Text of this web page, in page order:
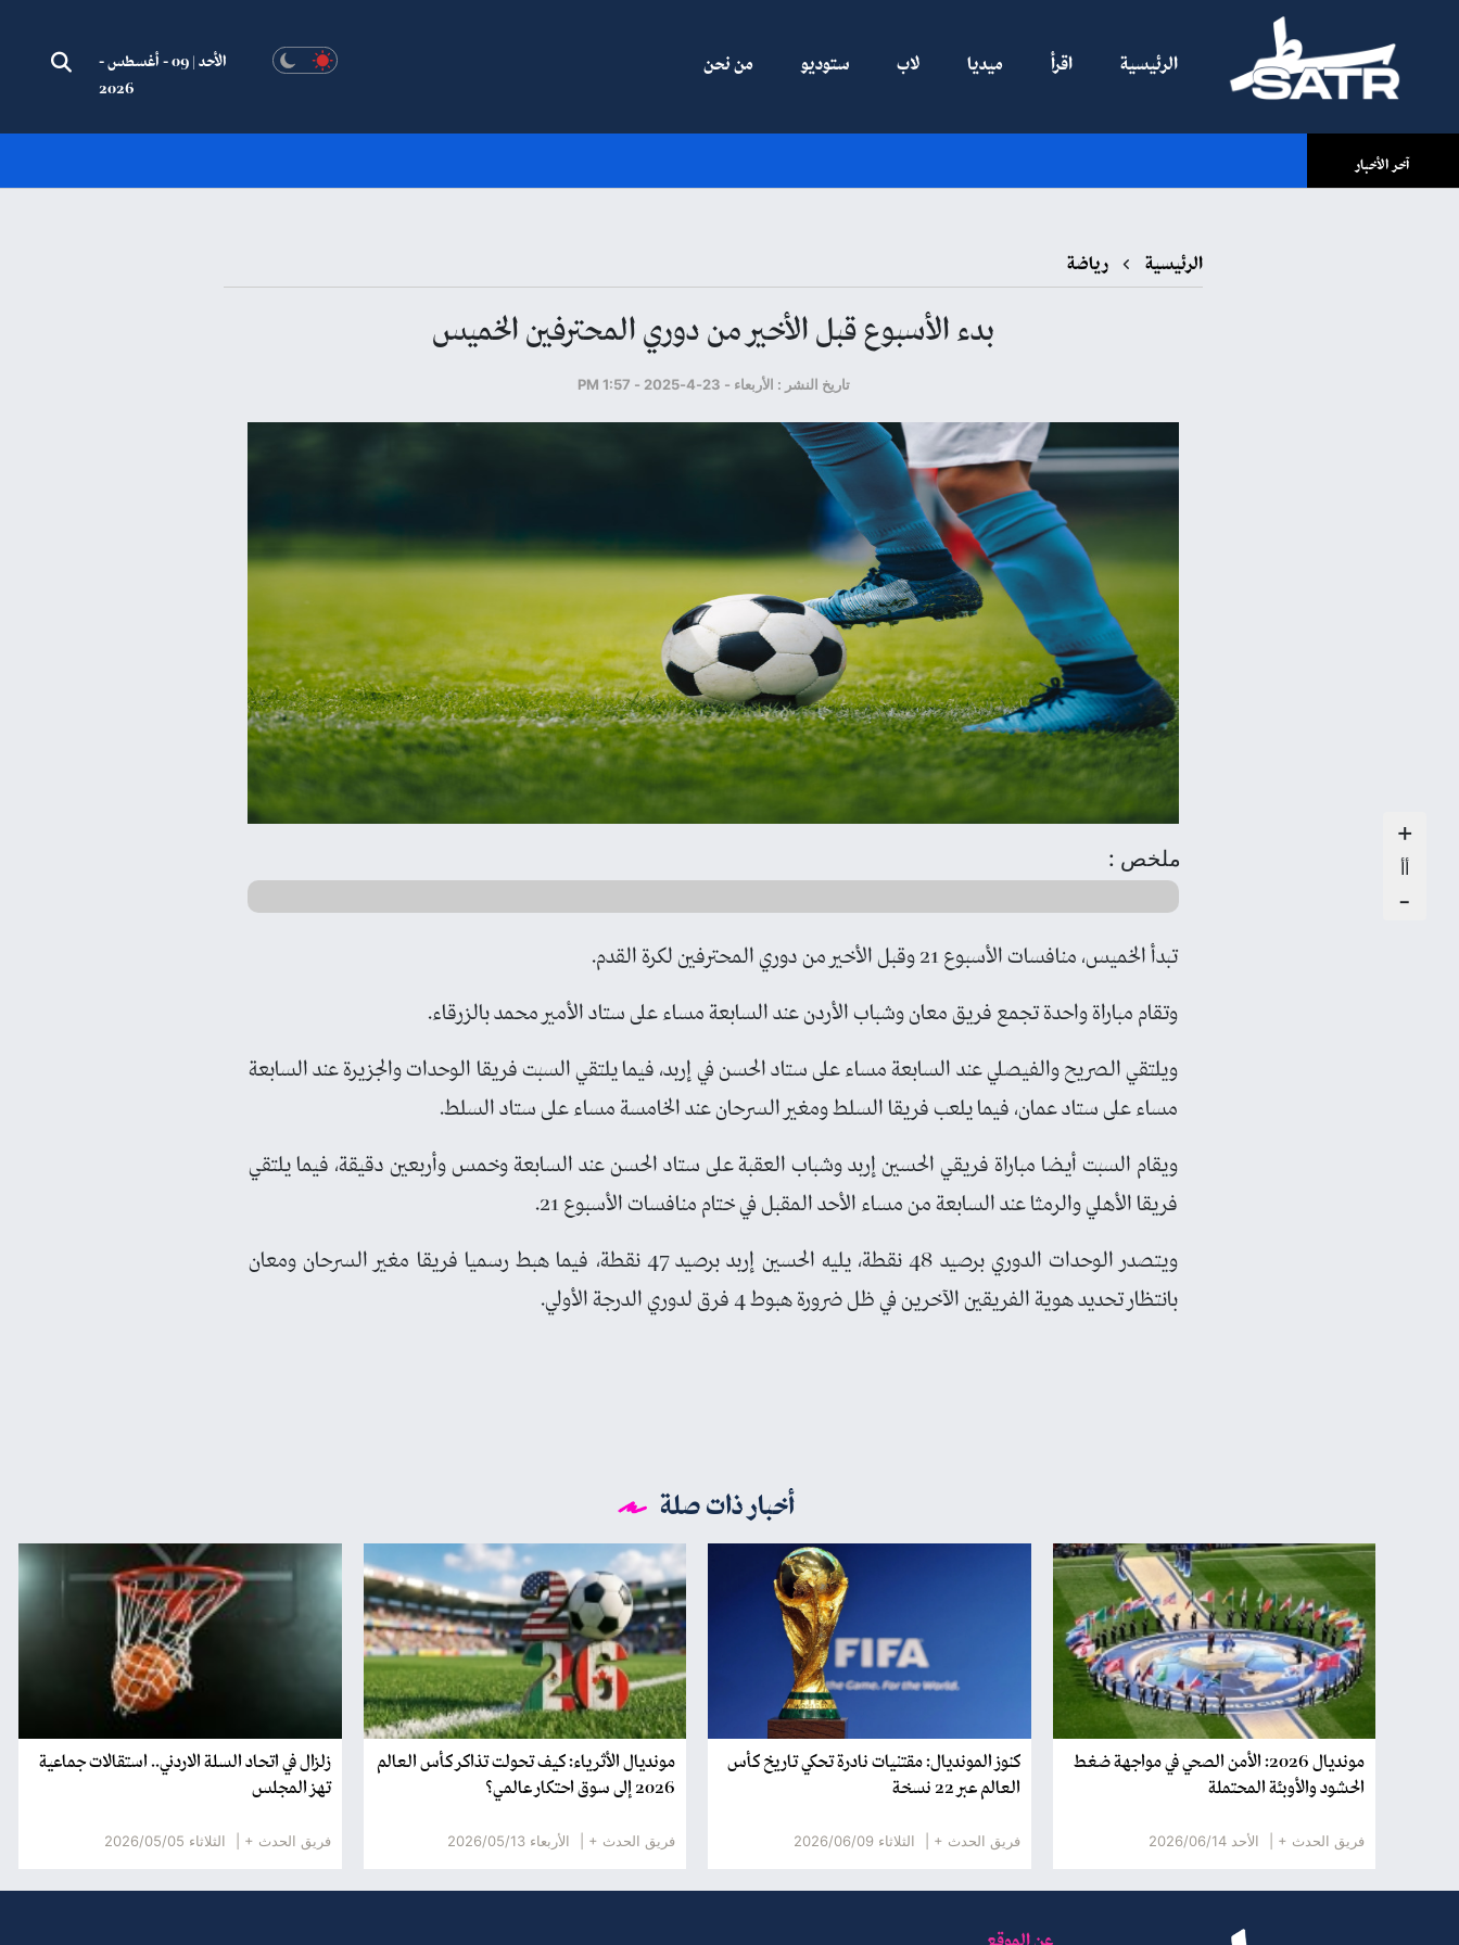
الأحد | 09 - أغسطس -
2026
الرئيسية اقرأ ميديا لاب ستوديو من نحن
آخر الأخبار
+
أأ
-
الرئيسية رياضة
بدء الأسبوع قبل الأخير من دوري المحترفين الخميس
تاريخ النشر : الأربعاء - 23-4-2025 - 1:57 PM
ملخص :
تبدأ الخميس، منافسات الأسبوع 21 وقبل الأخير من دوري المحترفين لكرة القدم.
وتقام مباراة واحدة تجمع فريق معان وشباب الأردن عند السابعة مساء على ستاد الأمير محمد بالزرقاء.
ويلتقي الصريح والفيصلي عند السابعة مساء على ستاد الحسن في إربد، فيما يلتقي السبت فريقا الوحدات والجزيرة عند السابعة
مساء على ستاد عمان، فيما يلعب فريقا السلط ومغير السرحان عند الخامسة مساء على ستاد السلط.
ويقام السبت أيضا مباراة فريقي الحسين إربد وشباب العقبة على ستاد الحسن عند السابعة وخمس وأربعين دقيقة، فيما يلتقي
فريقا الأهلي والرمثا عند السابعة من مساء الأحد المقبل في ختام منافسات الأسبوع 21.
ويتصدر الوحدات الدوري برصيد 48 نقطة، يليه الحسين إربد برصيد 47 نقطة، فيما هبط رسميا فريقا مغير السرحان ومعان
بانتظار تحديد هوية الفريقين الآخرين في ظل ضرورة هبوط 4 فرق لدوري الدرجة الأولي.
أخبار ذات صلة
مونديال 2026: الأمن الصحي في مواجهة ضغط
الحشود والأوبئة المحتملة
فريق الحدث + | الأحد 2026/06/14
كنوز المونديال: مقتنيات نادرة تحكي تاريخ كأس
العالم عبر 22 نسخة
فريق الحدث + | الثلاثاء 2026/06/09
مونديال الأثرياء: كيف تحولت تذاكر كأس العالم
2026 إلى سوق احتكار عالمي؟
فريق الحدث + | الأربعاء 2026/05/13
زلزال في اتحاد السلة الاردني.. استقالات جماعية
تهز المجلس
فريق الحدث + | الثلاثاء 2026/05/05